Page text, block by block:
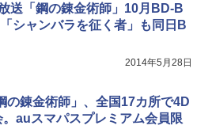
送「鋼の錬金術師」10月BD-B
シャンバラを征く者」も同日B
2014年5月28日
の錬金術師」、全国17カ所で4D
auスマパスプレミアム会員限